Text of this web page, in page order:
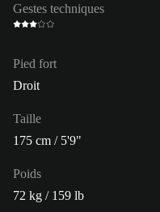
Gestes techniques
Pied fort
Droit
Taille
175 cm / 5'9"
Poids
72 kg / 159 lb